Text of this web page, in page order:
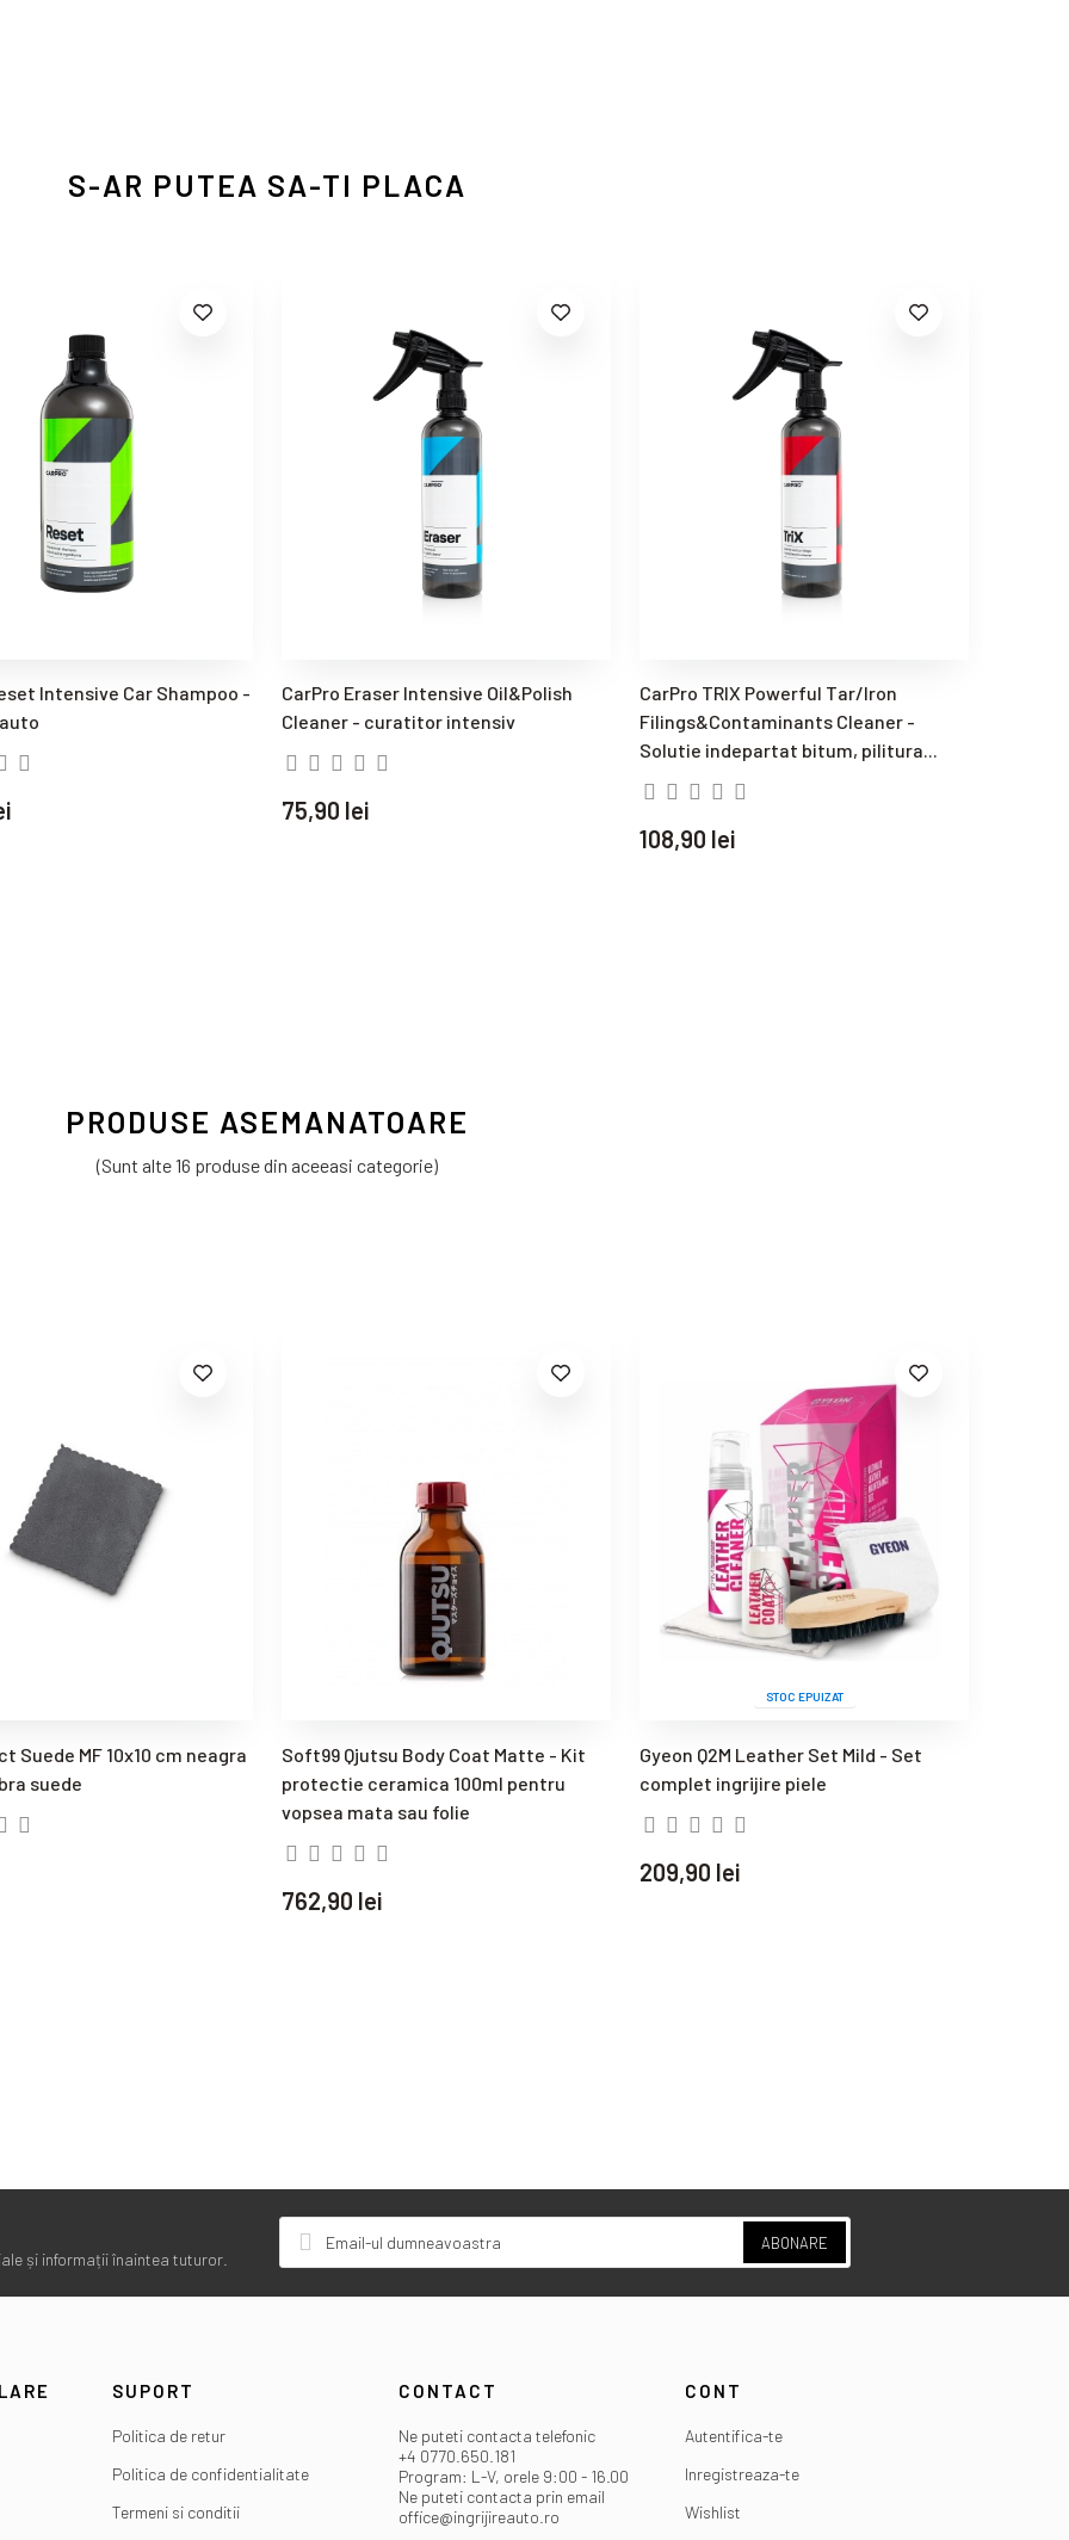
S-AR PUTEA SA-TI PLACA
Intensive Car Shampoo -
CarPro Eraser Intensive Oil&Polish
Cleaner - curatitor intensiv
75,90 lei
CarPro TRIX Powerful Tar/Iron
Filings&Contaminants Cleaner -
Solutie indepartat bitum, pilitura...
108,90 lei
PRODUSE ASEMANATOARE
(Sunt alte 16 produse din aceeasi categorie)
Suede MF 10x10 cm neagra
suede
Soft99 Qjutsu Body Coat Matte - Kit
protectie ceramica 100ml pentru
vopsea mata sau folie
762,90 lei
STOC EPUIZAT
Gyeon Q2M Leather Set Mild - Set
complet ingrijire piele
209,90 lei
și informații înaintea tuturor.
ABONARE
SUPORT
Politica de retur
Politica de confidentialitate
Termeni si conditii
CONTACT
Ne puteti contacta telefonic
+4 0770.650.181
Program: L-V, orele 9:00 - 16.00
Ne puteti contacta prin email
office@ingrijireauto.ro
CONT
Autentifica-te
Inregistreaza-te
Wishlist